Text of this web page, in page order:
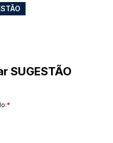
SUGESTÃO
*